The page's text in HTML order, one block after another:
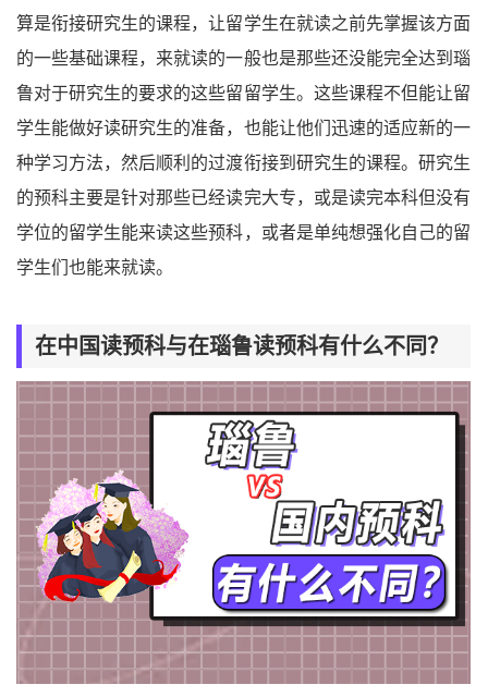
算是衔接研究生的课程，让留学生在就读之前先掌握该方面
的一些基础课程，来就读的一般也是那些还没能完全达到瑙
鲁对于研究生的要求的这些留留学生。这些课程不但能让留
学生能做好读研究生的准备，也能让他们迅速的适应新的一
种学习方法，然后顺利的过渡衔接到研究生的课程。研究生
的预科主要是针对那些已经读完大专，或是读完本科但没有
学位的留学生能来读这些预科，或者是单纯想强化自己的留
学生们也能来就读。
在中国读预科与在瑙鲁读预科有什么不同？